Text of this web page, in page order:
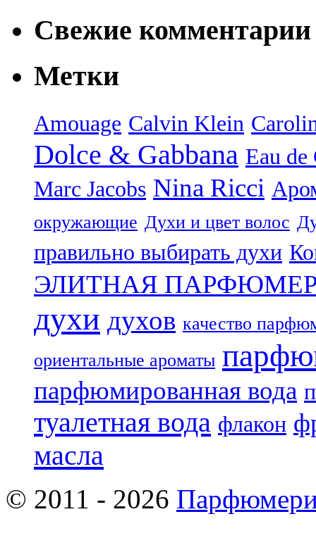
Свежие комментарии
Метки
Amouage Calvin Klein
Dolce & Gabbana Eau de
Marc Jacobs Nina Ricci
окружающие Духи и цвет волос
правильно выбирать духи
ЭЛИТНАЯ
духи духов качество
ориентальные ароматы
парфюмированная вода
туалетная вода флакон
масла
© 2011 - 2026